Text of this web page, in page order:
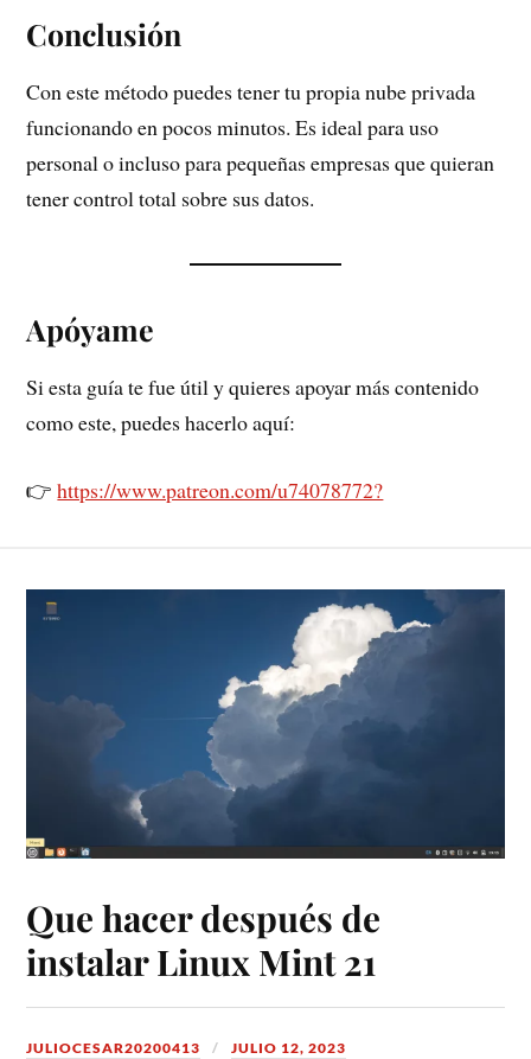
Conclusión
Con este método puedes tener tu propia nube privada
funcionando en pocos minutos. Es ideal para uso
personal o incluso para pequeñas empresas que quieran
tener control total sobre sus datos.
Apóyame
Si esta guía te fue útil y quieres apoyar más contenido
como este, puedes hacerlo aquí:
👉https://www.patreon.com/u74078772?
Que hacer después de
instalar Linux Mint 21
JULIOCESAR20200413 JULIO 12, 2023